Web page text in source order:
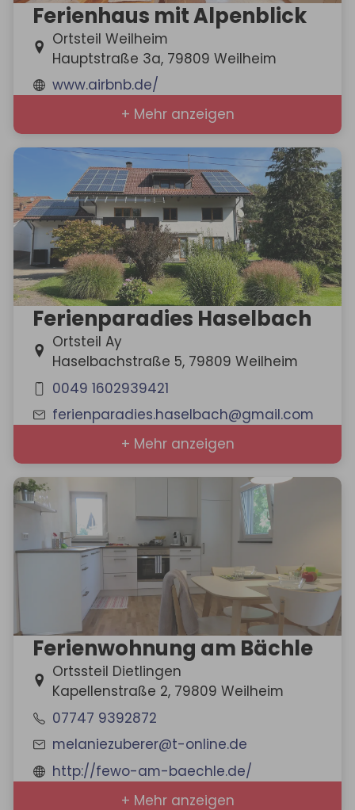
Ferienhaus mit Alpenblick
Ortsteil Weilheim
Hauptstraße 3a, 79809 Weilheim
www.airbnb.de/
+ Mehr anzeigen
Ferienparadies Haselbach
Ortsteil Ay
Haselbachstraße 5, 79809 Weilheim
0049 1602939421
ferienparadies.haselbach@gmail.com
+ Mehr anzeigen
Ferienwohnung am Bächle
Ortssteil Dietlingen
Kapellenstraße 2, 79809 Weilheim
07747 9392872
melaniezuberer@t-online.de
http://fewo-am-baechle.de/
+ Mehr anzeigen